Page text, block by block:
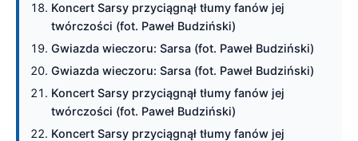
Koncert Sarsy przyciągnął tłumy fanów jej
twórczości (fot. Paweł Budziński)
Gwiazda wieczoru: Sarsa (fot. Paweł Budziński)
Gwiazda wieczoru: Sarsa (fot. Paweł Budziński)
Koncert Sarsy przyciągnął tłumy fanów jej
twórczości (fot. Paweł Budziński)
Koncert Sarsy przyciągnął tłumy fanów jej